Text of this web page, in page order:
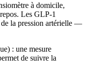
à domicile,
Les GLP-1
de la pression artérielle —
: une mesure
de suivre la